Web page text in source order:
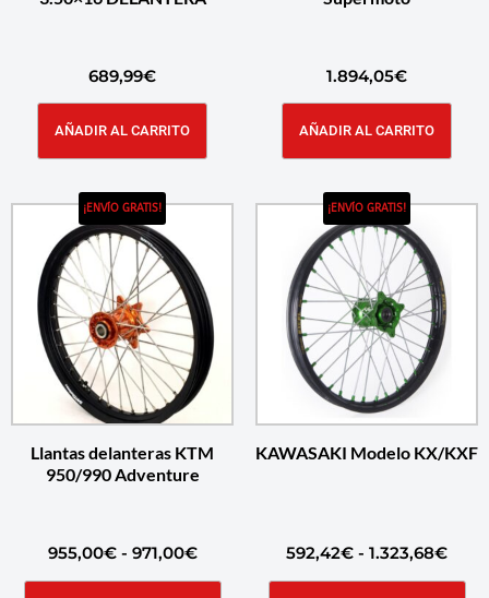
689,99€
AÑADIR AL CARRITO
1.894,05€
AÑADIR AL CARRITO
¡ENVÍO GRATIS!
Llantas delanteras KTM
950/990 Adventure
955,00€ - 971,00€
¡ENVÍO GRATIS!
KAWASAKI Modelo KX/KXF
592,42€ - 1.323,68€